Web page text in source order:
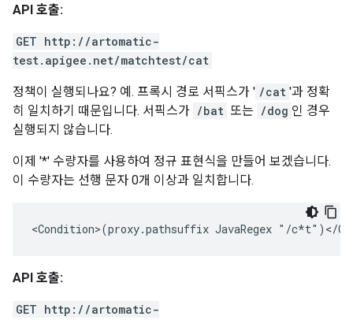
API 호출:
GET http://artomatic-
test.apigee.net/matchtest/cat
정책이 실행되나요? 예. 프록시 경로 서픽스가 ' /cat '과 정확
히 일치하기 때문입니다. 서픽스가 /bat 또는 /dog 인 경우
실행되지 않습니다.
이제 '*' 수량자를 사용하여 정규 표현식을 만들어 보겠습니다.
이 수량자는 선행 문자 0개 이상과 일치합니다.
<Condition>(proxy.pathsuffix JavaRegex "/c*t")</
API 호출:
GET http://artomatic-